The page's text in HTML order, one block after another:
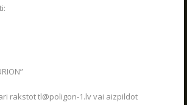
rakstot tl@poligon-1.lv vai aizpildot
Skolēnu ekskursijas